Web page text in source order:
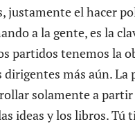
justamente el hacer
a la gente, es la
partidos tenemos la
dirigentes más aún. La
solamente a
ideas y los libros. Tú